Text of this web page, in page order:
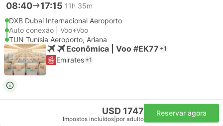
08:40 17:15 11h 35m
DXB Dubai Internacional Aeroporto
Auto conexão | Voo+Voo
TUN Tunísia Aeroporto, Ariana
Econômica | Voo #EK77 +1
Emirates +1
USD 1747
Impostos incluídos por adulto
Reservar agora